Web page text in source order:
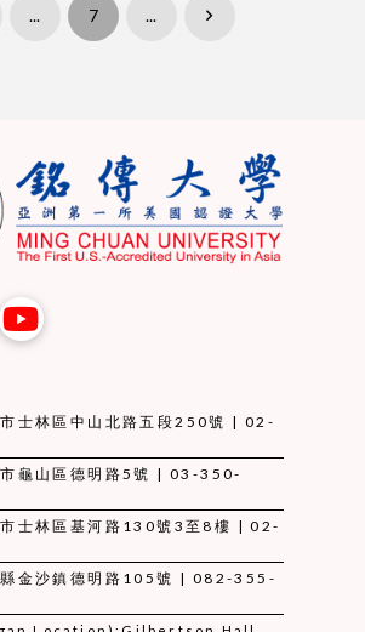
... 7 ... Next
士林區中山北路五段250號 | 02-
龜山區德明路5號 | 03-350-
士林區基河路130號3至8樓 | 02-
金沙鎮德明路105號 | 082-355-